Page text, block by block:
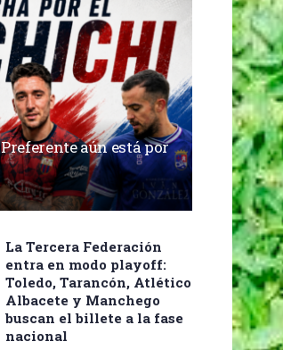
aún está por
La Tercera Federación
entra en modo playoff:
Toledo, Tarancón, Atlético
Albacete y Manchego
buscan el billete a la fase
nacional